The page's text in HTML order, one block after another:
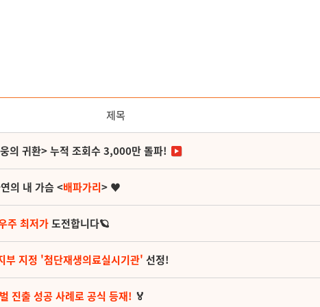
제목
의 귀환> 누적 조회수 3,000만 돌파!
의 내 가슴 <배파가리> ♥
주 최저가도전합니다🪐
부 지정 '첨단재생의료실시기관' 선정!
진출 성공 사례로 공식 등재! 🏅